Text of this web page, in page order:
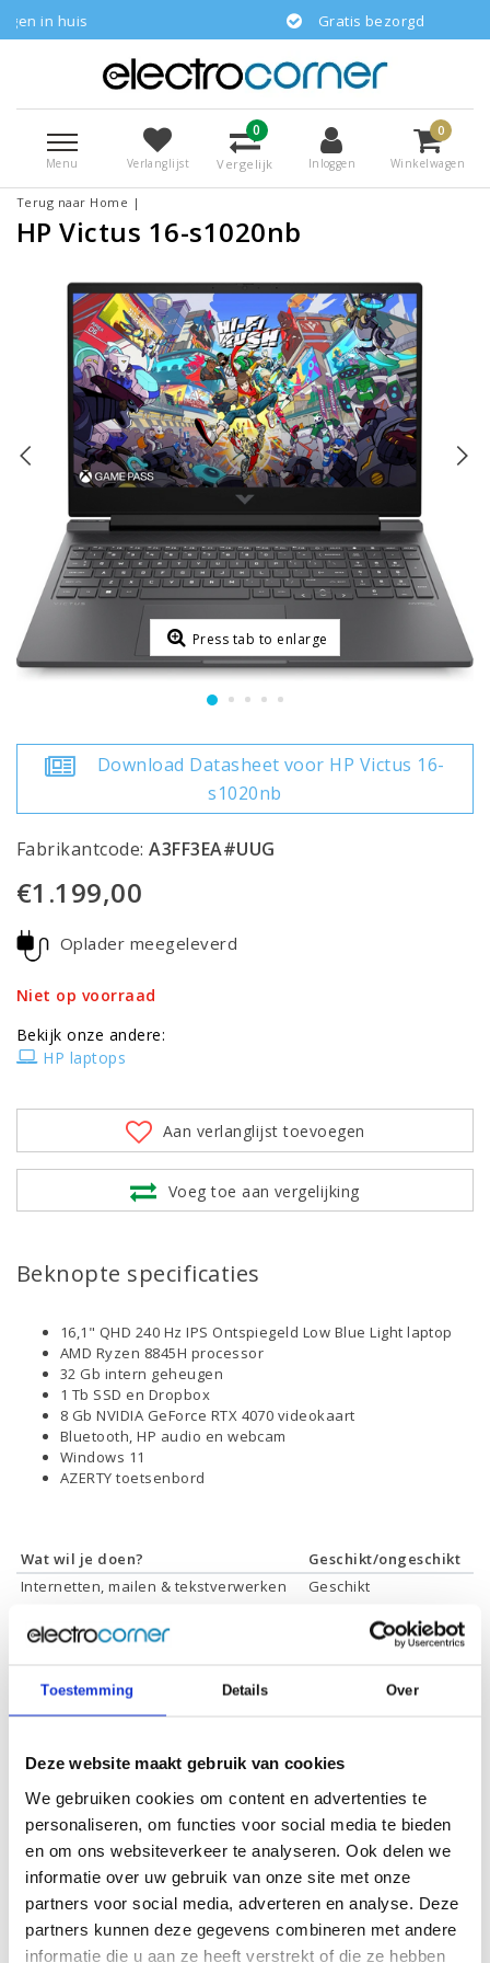
Toestemming Details Over
Deze website maakt gebruik van cookies
We gebruiken cookies om content en advertenties te
personaliseren, om functies voor social media te bieden
en om ons websiteverkeer te analyseren. Ook delen we
informatie over uw gebruik van onze site met onze
partners voor social media, adverteren en analyse. Deze
partners kunnen deze gegevens combineren met andere
informatie die u aan ze heeft verstrekt of die ze hebben
Gratis bezorgd
Menu Verlanglijst
0
Vergelijk Inloggen
0
Winkelwagen
Terug naar Home |
HP Victus 16-s1020nb
Press tab to enlarge
Download Datasheet voor HP Victus 16-
s1020nb
Fabrikantcode:A3FF3EA#UUG
€1.199,00
Oplader meegeleverd
Niet op voorraad
Bekijk onze andere:
HP laptops
Aan verlanglijst toevoegen
Voeg toe aan vergelijking
Beknopte specificaties
16,1" QHD 240 Hz IPS Ontspiegeld Low Blue Light laptop
AMD Ryzen 8845H processor
32 Gb intern geheugen
1 Tb SSD en Dropbox
8 Gb NVIDIA GeForce RTX 4070 videokaart
Bluetooth, HP audio en webcam
Windows 11
AZERTY toetsenbord
Wat wil je doen?
Geschikt/ongeschikt
Internetten, mailen & tekstverwerken
Geschikt
Foto's bewerken
Geschikt
Gamen
Specificaties
Schermdiagonaal:
16.1 inch (40,9 cm)
Scherm resolutie:
2560 x 1440 (QHD)